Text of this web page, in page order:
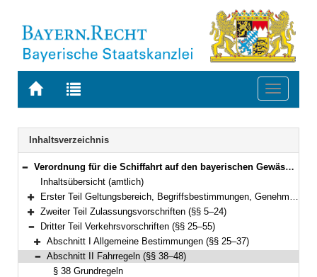
Zur
BAYERN.RECHT
Zur
letzten
Suche
Toggle
Navigation
Inhaltsverzeichnis
Bereich reduzieren
Verordnung für die Schiffahrt auf den bayerischen Gewässern (Bayerische Schifffahrtsverordnung – BaySchiffV) Vom 9. August 1977 (BayRS V S. 794) BayRS 95-5-B (§§ 1–61)
Inhaltsübersicht (amtlich)
Bereich erweitern
Erster Teil Geltungsbereich, Begriffsbestimmungen, Genehmigungspflicht (§§ 1–4)
Bereich erweitern
Zweiter Teil Zulassungsvorschriften (§§ 5–24)
Bereich reduzieren
Dritter Teil Verkehrsvorschriften (§§ 25–55)
Bereich erweitern
Abschnitt I Allgemeine Bestimmungen (§§ 25–37)
Bereich reduzieren
Abschnitt II Fahrregeln (§§ 38–48)
§ 38 Grundregeln